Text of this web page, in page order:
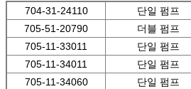
18
04065-06220
704-31-24110 단일 펌프
705-51-20790
더블 펌프
705-11-33011
단일 펌프
705-11-34011
단일 펌프
705-11-34060
단일 펌프